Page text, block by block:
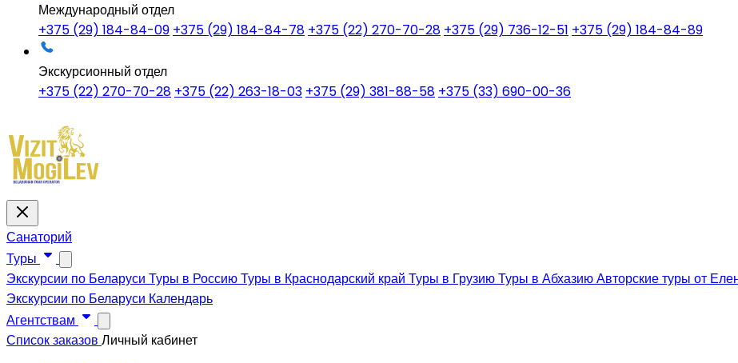
Международный отдел
+375 (29) 184-84-09 +375 (29) 184-84-78 +375 (22) 270-70-28 +375 (29) 736-12-51 +375 (29) 184-84-89
Экскурсионный отдел
+375 (22) 270-70-28 +375 (22) 263-18-03 +375 (29) 381-88-58 +375 (33) 690-00-36
Санаторий
Туры
Экскурсии по Беларуси Туры в РоссиюТуры в Краснодарский край Туры в ГрузиюТуры в АбхазиюАвторские туры от
Экскурсии по Беларуси Календарь
Агентствам
Список заказов Личный кабинет